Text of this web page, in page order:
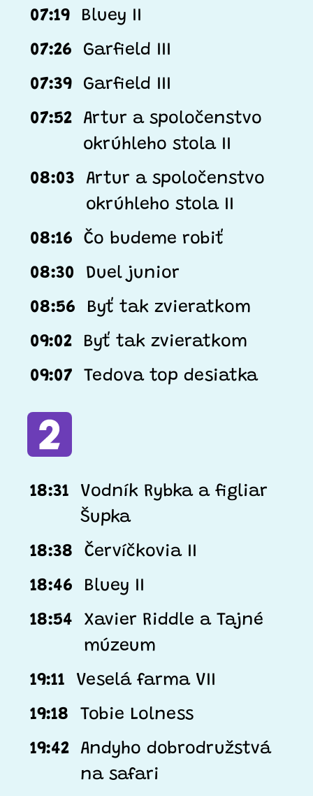
07:19
Bluey II
07:26
Garfield III
07:39
Garfield III
07:52
Artur a spoločenstvo
okrúhleho stola II
08:03
Artur a spoločenstvo
okrúhleho stola II
08:16
Čo budeme robiť
08:30
Duel junior
08:56
Byť tak zvieratkom
09:02
Byť tak zvieratkom
09:07
Tedova top desiatka
18:31
Vodník Rybka a figliar
Šupka
18:38
Červíčkovia II
18:46
Bluey II
18:54
Xavier Riddle a Tajné
múzeum
19:11
Veselá farma VII
19:18
Tobie Lolness
19:42
Andyho dobrodružstvá
na safari